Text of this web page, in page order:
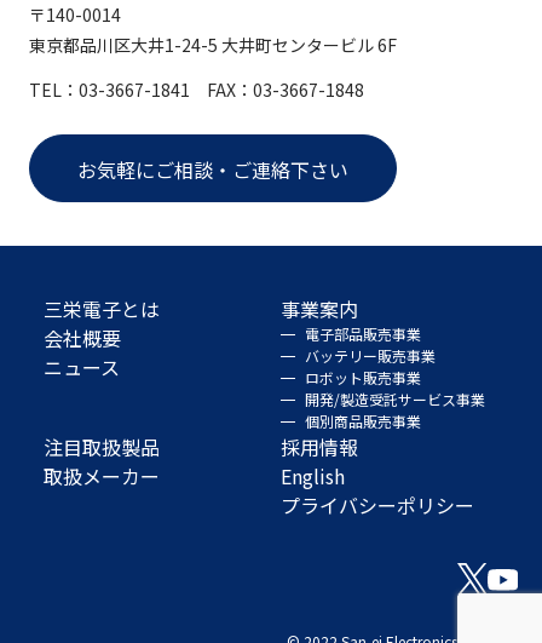
〒140-0014
東京都品川区大井1-24-5 大井町センタービル 6F
TEL：03-3667-1841 FAX：03-3667-1848
お気軽にご相談・ご連絡下さい
三栄電子とは
会社概要
ニュース
事業案内
電子部品販売事業
バッテリー販売事業
ロボット販売事業
開発/製造受託サービス事業
個別商品販売事業
注目取扱製品
取扱メーカー
採用情報
English
プライバシーポリシー